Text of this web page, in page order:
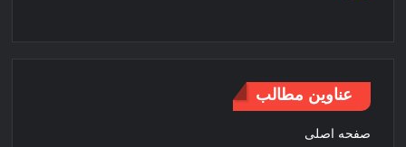
عناوین مطالب
صفحه اصلی